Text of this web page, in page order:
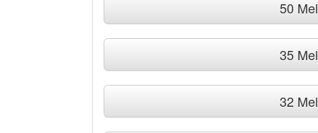
50
35
32